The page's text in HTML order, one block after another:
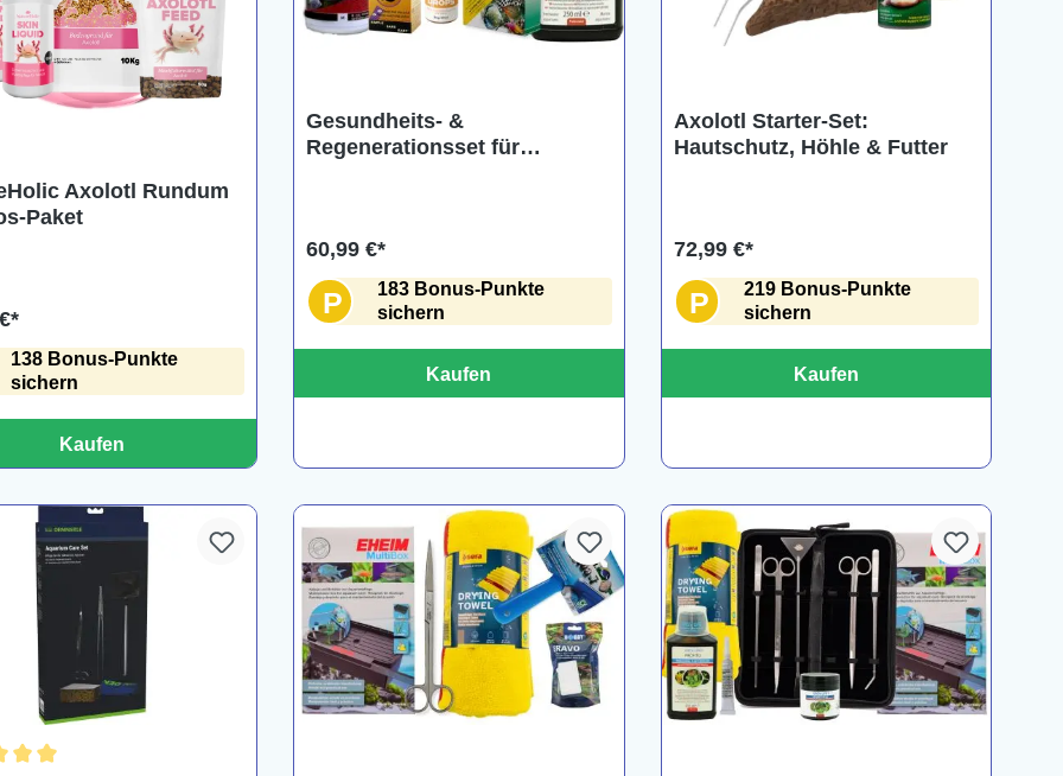
Axolotl Rundum
Paket
138 Bonus-Punkte
sichern
Kaufen
Gesundheits- &
Regenerationsset für
60,99 €*
P
183 Bonus-Punkte
sichern
Kaufen
Axolotl Starter-Set:
Hautschutz, Höhle & Futter
72,99 €*
P
219 Bonus-Punkte
sichern
Kaufen